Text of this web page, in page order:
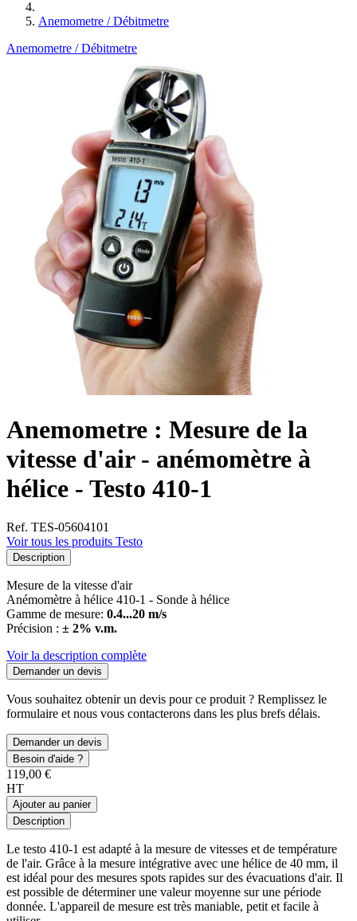
Anemometre / Débitmetre
Anemometre / Débitmetre
Anemometre : Mesure de la
vitesse d'air - anémomètre à
hélice - Testo 410-1
Ref. TES-05604101
Voir tous les produits Testo
Description
Mesure de la vitesse d'air
Anémomètre à hélice 410-1 - Sonde à hélice
Gamme de mesure: 0.4...20 m/s
Précision : ± 2% v.m.
Voir la description complète
Demander un devis
Vous souhaitez obtenir un devis pour ce produit ? Remplissez le
formulaire et nous vous contacterons dans les plus brefs délais.
Demander un devis
Besoin d'aide ?
119,00 €
HT
Ajouter au panier
Description
Le testo 410-1 est adapté à la mesure de vitesses et de température
de l'air. Grâce à la mesure intégrative avec une hélice de 40 mm, il
est idéal pour des mesures spots rapides sur des évacuations d'air. Il
est possible de déterminer une valeur moyenne sur une période
donnée. L'appareil de mesure est très maniable, petit et facile à